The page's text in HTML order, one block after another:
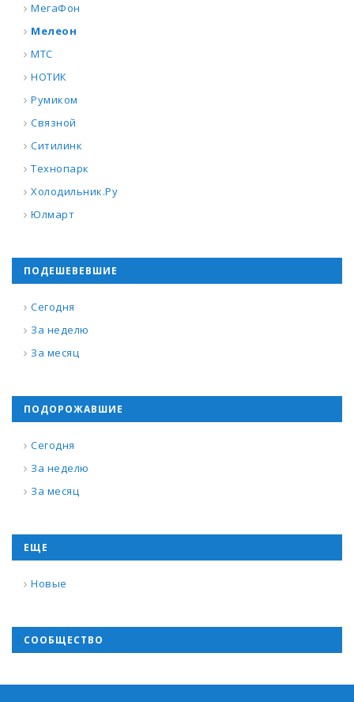
МегаФон
Мелеон
МТС
НОТИК
Румиком
Связной
Ситилинк
Технопарк
Холодильник.Ру
Юлмарт
ПОДЕШЕВЕВШИЕ
Сегодня
За неделю
За месяц
ПОДОРОЖАВШИЕ
Сегодня
За неделю
За месяц
ЕЩЕ
Новые
СООБЩЕСТВО